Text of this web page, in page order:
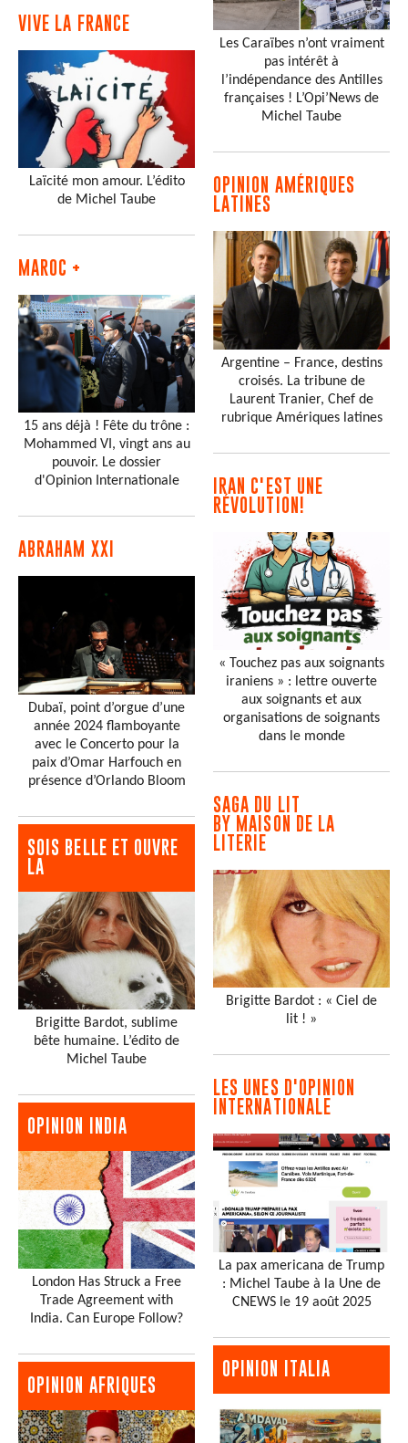
VIVE LA FRANCE
Laïcité mon amour. L’édito
de Michel Taube
MAROC +
15 ans déjà ! Fête du trône :
Mohammed VI, vingt ans au
pouvoir. Le dossier
d'Opinion Internationale
ABRAHAM XXI
Dubaï, point d’orgue d’une
année 2024 flamboyante
avec le Concerto pour la
paix d’Omar Harfouch en
présence d’Orlando Bloom
SOIS BELLE ET OUVRE
LA
Brigitte Bardot, sublime
bête humaine. L’édito de
Michel Taube
OPINION INDIA
London Has Struck a Free
Trade Agreement with
India. Can Europe Follow?
OPINION AFRIQUES
Les Caraïbes n’ont vraiment
pas intérêt à
l’indépendance des Antilles
françaises ! L’Opi’News de
Michel Taube
OPINION AMÉRIQUES
LATINES
Argentine – France, destins
croisés. La tribune de
Laurent Tranier, Chef de
rubrique Amériques latines
IRAN C'EST UNE
RÉVOLUTION!
« Touchez pas aux soignants
iraniens » : lettre ouverte
aux soignants et aux
organisations de soignants
dans le monde
SAGA DU LIT
BY MAISON DE LA
LITERIE
Brigitte Bardot : « Ciel de
lit ! »
LES UNES D'OPINION
INTERNATIONALE
La pax americana de Trump
: Michel Taube à la Une de
CNEWS le 19 août 2025
OPINION ITALIA